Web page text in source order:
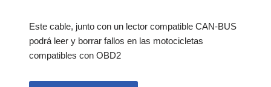
Este cable, junto con un lector compatible CAN-BUS
podrá leer y borrar fallos en las motocicletas
compatibles con OBD2